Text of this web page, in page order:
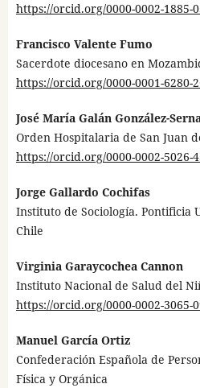
https://orcid.org/0000-0002-1885-
Francisco Valente Fumo
Sacerdote diocesano en
https://orcid.org/0000-0001-6280-
José María Galán González-
Orden Hospitalaria de San Juan
https://orcid.org/0000-0002-5026-
Jorge Gallardo Cochifas
Instituto de Sociología. Pontificia
Chile
Virginia Garaycochea Cannon
Instituto Nacional de Salud del
https://orcid.org/0000-0002-3065-
Manuel García Ortiz
Confederación Española de
Física y Orgánica